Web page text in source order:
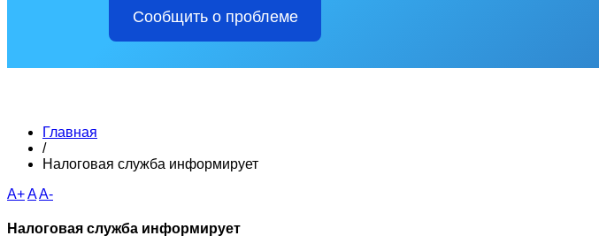
Сообщить о проблеме
Главная
/
Налоговая служба информирует
A+AA-
Налоговая служба информирует